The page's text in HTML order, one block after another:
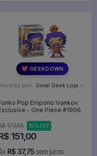
💖 GEEKDOWN
por: Geral Geek Loja - SP
Pop Emporio Ivankov
Exclusive - One Piece #1906
177,65 15% OFF
151,00
R$ 37,75 sem juros